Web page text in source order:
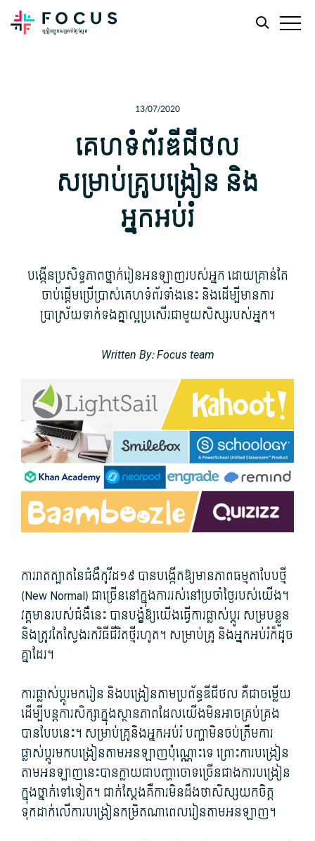
13/07/2020
គេហទំព័រ​ឌីជីថល​
សម្រាប់​គ្រូបង្រៀន និង​
អ្នក​អប់រំ
បង្កើន​ប្រសិទ្ធភាព​ថ្នាក់រៀន​អនឡាញ​របស់​អ្នក ដោយ​គ្រាន់តែ​
ចាប់ផ្តើម​ប្រើប្រាស់​គេហទំព័រ​ទាំងនេះ និង​ដើម្បី​មាន​ការ​
ប្រាស្រ័យ​ទាក់ទង​គ្នា​ល្អ​ប្រសើរ​ជាមួយ​សិស្ស​របស់​អ្នក។
Written By: Focus team
ការ​រាតត្បាត​នៃ​ជំងឺ​កូវីដ​១៩ បាន​បង្កើត​ឱ្យ​មាន​ភាព​ធម្មតា​បែប​ថ្មី
(New Normal) ជាច្រើន​នៅក្នុង​ការ​រស់នៅ​ប្រចាំថ្ងៃ​របស់​យើង។
វត្តមាន​របស់​ជំងឺ​នេះ បាន​បង្ខំ​ឱ្យ​យើង​ធ្វើការ​ផ្លាស់ប្ដូរ សម្រប​ខ្លួន
និង​ត្រូវតែ​ស្វែងរក​វិធី​ជីវិត​ថ្មី​រហូត។ សម្រាប់​គ្រូ និង​អ្នក​អប់រំ​ក៏​ដូច
គ្នា​ដែរ។
ការ​ផ្លាស់ប្ដូរ​មក​រៀន និង​បង្រៀន​តាម​ប្រព័ន្ធ​ឌីជីថល គឺជា​ចម្លើយ​
ដើម្បី​បន្ត​ការសិក្សា​ក្នុង​ស្ថានភាព​ដែល​យើង​មិន​អាច​គ្រប់គ្រង​
បាន​បែបនេះ។ សម្រាប់​គ្រូ​និង​អ្នកអប់រំ បញ្ហា​មិន​ចប់​ត្រឹម​ការ​
ផ្លាស់ប្ដូរ​មក​បង្រៀន​តាម​អនឡាញ​ប៉ុណ្ណោះ​ទេ ព្រោះ​ការ​បង្រៀន​
តាម​អនឡាញ​នេះ​បាន​ក្លាយជា​បញ្ហា​ចោទ​ច្រើនជាង​ការ​បង្រៀន​
ក្នុង​ថ្នាក់​ទៅទៀត។ ជាក់ស្តែង​គឺ​ការ​មិន​ដឹង​ថា​សិស្ស​យកចិត្ត​
ទុកដាក់​លើ​ការ​បង្រៀន​កម្រិត​ណា​ពេល​រៀន​តាម​អនឡាញ។